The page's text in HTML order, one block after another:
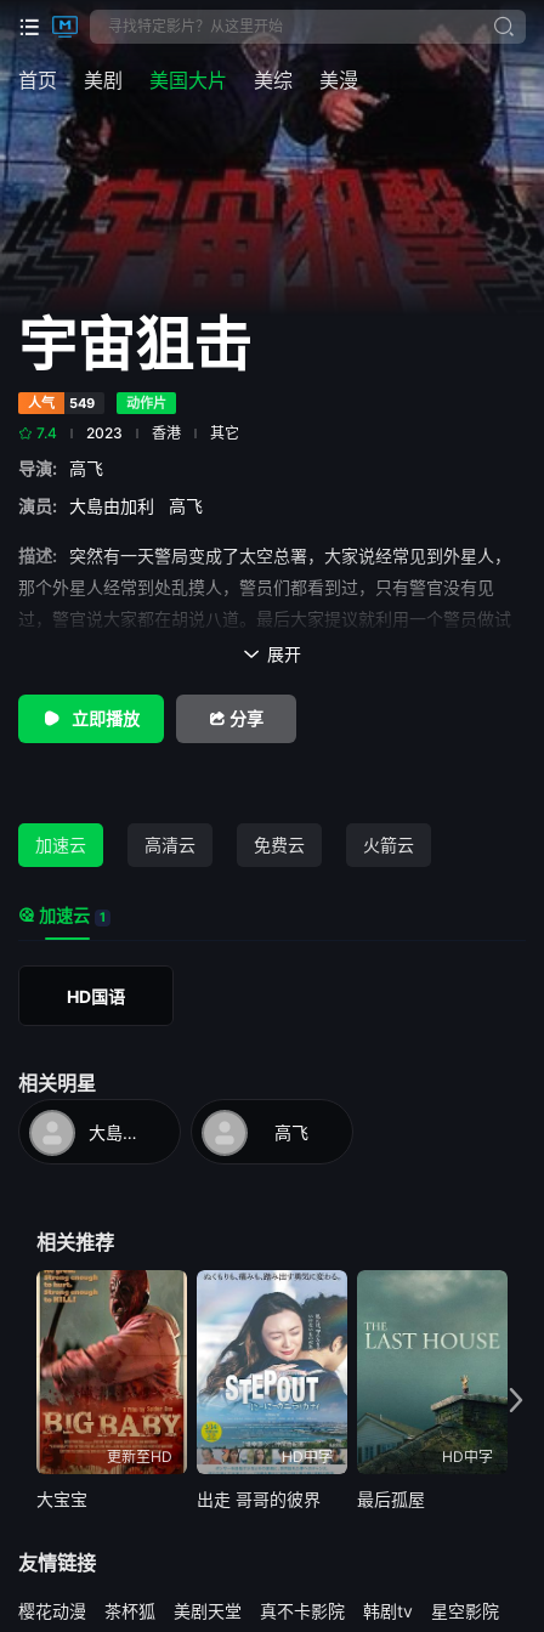
首页 美剧 美国大片 美综 美漫
宇宙狙击
人气 549 动作片
7.4 2023 香港 其它
导演:
高飞
演员:
大島由加利 高飞
描述:
突然有一天警局变成了太空总署，大家说经常见到外星人，
那个外星人经常到处乱摸人，警员们都看到过，只有警官没有见
过，警官说大家都在胡说八道。最后大家提议就利用一个警员做试
验来抓捕这个外星人，几名非常精炼的特警进行非常辛苦的捕获行
 展开
立即播放 分享
加速云 高清云 免费云 火箭云
加速云 1
HD国语
相关明星
大島由加利 高飞
相关推荐
更新至HD
大宝宝
HD中字
出走 哥哥的彼界
HD中字
最后孤屋
友情链接
樱花动漫 茶杯狐 美剧天堂 真不卡影院 韩剧tv 星空影院